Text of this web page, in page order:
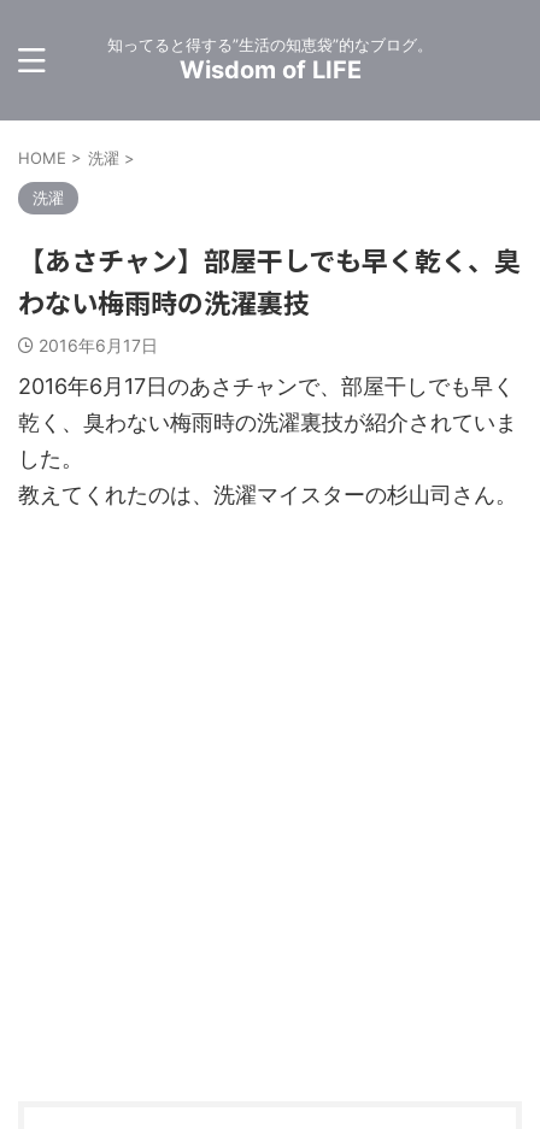
知ってると得する”生活の知恵袋”的なブログ。
Wisdom of LIFE
HOME > 洗濯 >
洗濯
【あさチャン】部屋干しでも早く乾く、臭
わない梅雨時の洗濯裏技
2016年6月17日
2016年6月17日のあさチャンで、部屋干しでも早く
乾く、臭わない梅雨時の洗濯裏技が紹介されていま
した。
教えてくれたのは、洗濯マイスターの杉山司さん。